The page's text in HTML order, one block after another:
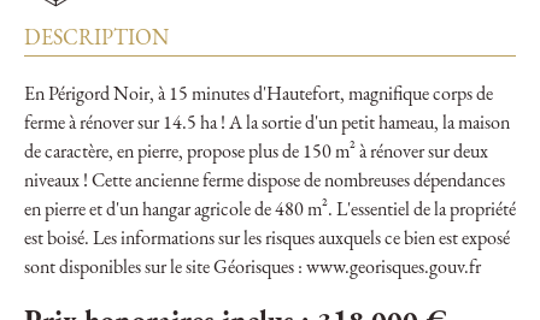
DESCRIPTION
En Périgord Noir, à 15 minutes d'Hautefort, magnifique corps de
ferme à rénover sur 14.5 ha ! A la sortie d'un petit hameau, la maison
de caractère, en pierre, propose plus de 150 m² à rénover sur deux
niveaux ! Cette ancienne ferme dispose de nombreuses dépendances
en pierre et d'un hangar agricole de 480 m². L'essentiel de la propriété
est boisé. Les informations sur les risques auxquels ce bien est exposé
sont disponibles sur le site Géorisques : www.georisques.gouv.fr